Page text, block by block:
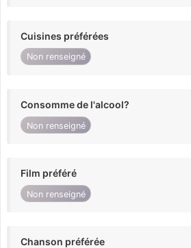
Cuisines préférées
Non renseigné
Consomme de l'alcool?
Non renseigné
Film préféré
Non renseigné
Chanson préférée